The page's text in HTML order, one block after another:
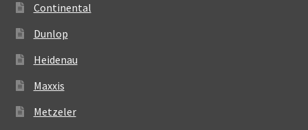
Continental
Dunlop
Heidenau
Maxxis
Metzeler